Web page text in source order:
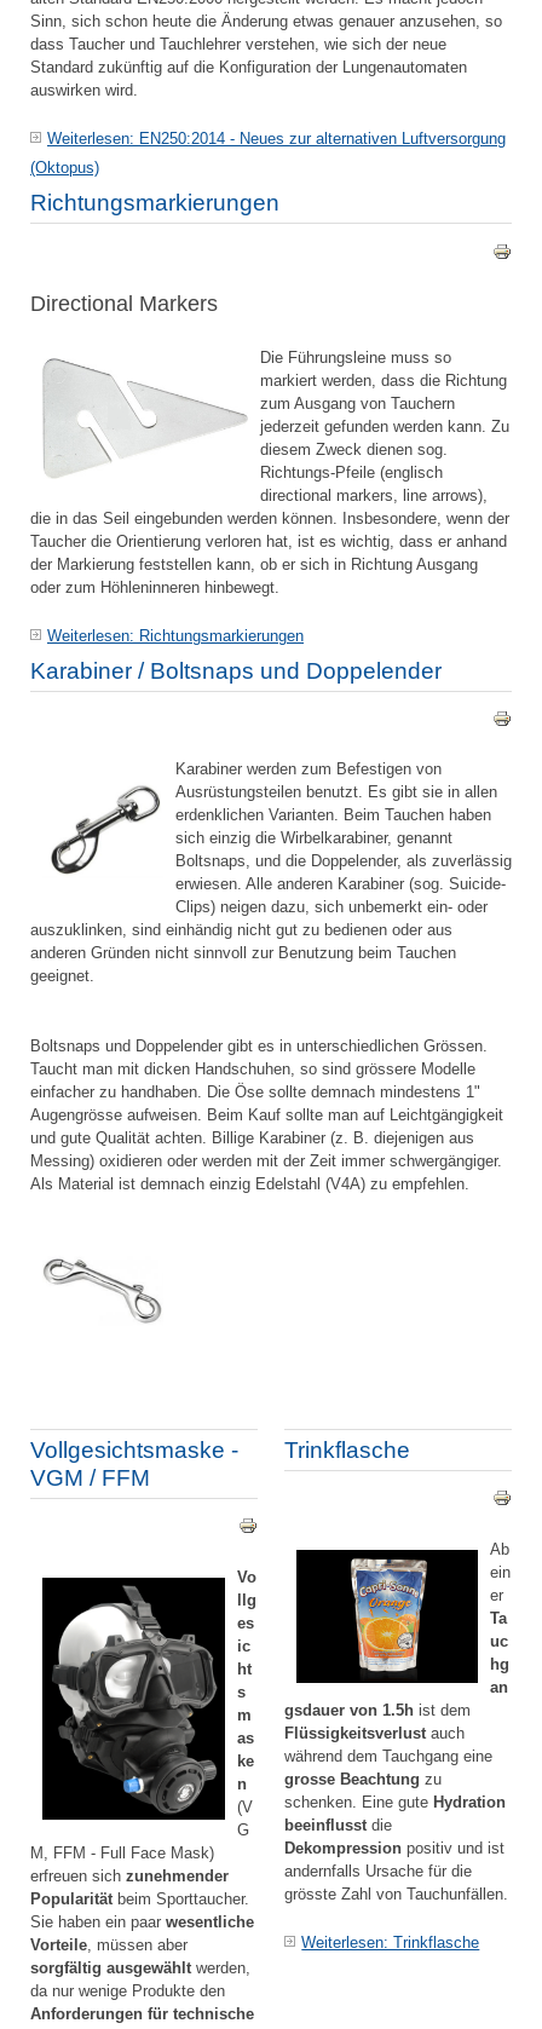
Sinn, sich schon heute die Änderung etwas genauer anzusehen, so
dass Taucher und Tauchlehrer verstehen, wie sich der neue
Standard zukünftig auf die Konfiguration der Lungenautomaten
auswirken wird.
Weiterlesen: EN250:2014 - Neues zur alternativen Luftversorgung
(Oktopus)
Richtungsmarkierungen
Directional Markers
Die Führungsleine muss so
markiert werden, dass die Richtung
zum Ausgang von Tauchern
jederzeit gefunden werden kann. Zu
diesem Zweck dienen sog.
Richtungs-Pfeile (englisch
directional markers, line arrows),
die in das Seil eingebunden werden können. Insbesondere, wenn der
Taucher die Orientierung verloren hat, ist es wichtig, dass er anhand
der Markierung feststellen kann, ob er sich in Richtung Ausgang
oder zum Höhleninneren hinbewegt.
Weiterlesen: Richtungsmarkierungen
Karabiner / Boltsnaps und Doppelender
Karabiner werden zum Befestigen von
Ausrüstungsteilen benutzt. Es gibt sie in allen
erdenklichen Varianten. Beim Tauchen haben
sich einzig die Wirbelkarabiner, genannt
Boltsnaps, und die Doppelender, als zuverlässig
erwiesen. Alle anderen Karabiner (sog. Suicide-
Clips) neigen dazu, sich unbemerkt ein- oder
auszuklinken, sind einhändig nicht gut zu bedienen oder aus
anderen Gründen nicht sinnvoll zur Benutzung beim Tauchen
geeignet.
Boltsnaps und Doppelender gibt es in unterschiedlichen Grössen.
Taucht man mit dicken Handschuhen, so sind grössere Modelle
einfacher zu handhaben. Die Öse sollte demnach mindestens 1"
Augengrösse aufweisen. Beim Kauf sollte man auf Leichtgängigkeit
und gute Qualität achten. Billige Karabiner (z. B. diejenigen aus
Messing) oxidieren oder werden mit der Zeit immer schwergängiger.
Als Material ist demnach einzig Edelstahl (V4A) zu empfehlen.
Vollgesichtsmaske -
VGM / FFM
Vo
llg
es
ic
ht
s
m
as
ke
n
(V
G
M, FFM - Full Face Mask)
erfreuen sich zunehmender
Popularität beim Sporttaucher.
Sie haben ein paar wesentliche
Vorteile , müssen aber
sorgfältig ausgewählt werden,
da nur wenige Produkte den
Anforderungen für technische
Trinkflasche
Ab
ein
er
Ta
uc
hg
an
gsdauer von 1.5h ist dem
Flüssigkeitsverlustauch
während dem Tauchgang eine
grosse Beachtung zu
schenken. Eine guteHydration
beeinflusst die
Dekompressionpositiv und ist
andernfalls Ursache für die
grösste Zahl von Tauchunfällen.
Weiterlesen: Trinkflasche